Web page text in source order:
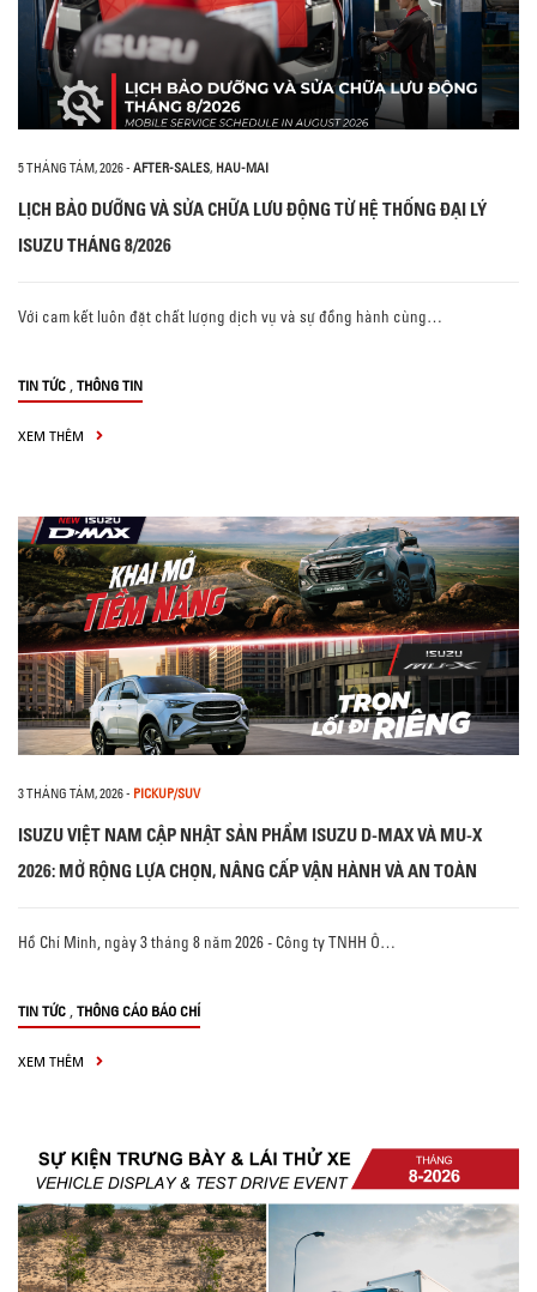
5 THÁNG TÁM, 2026- AFTER-SALES, HAU-MAI
LỊCH BẢO DƯỠNG VÀ SỬA CHỮA LƯU ĐỘNG TỪ HỆ THỐNG ĐẠI LÝ
ISUZU THÁNG 8/2026
Với cam kết luôn đặt chất lượng dịch vụ và sự đồng hành cùng…
TIN TỨC , THÔNG TIN
XEM THÊM
3 THÁNG TÁM, 2026- PICKUP/SUV
ISUZU VIỆT NAM CẬP NHẬT SẢN PHẨM ISUZU D-MAX VÀ MU-X
2026: MỞ RỘNG LỰA CHỌN, NÂNG CẤP VẬN HÀNH VÀ AN TOÀN
Hồ Chí Minh, ngày 3 tháng 8 năm 2026 - Công ty TNHH Ô…
TIN TỨC , THÔNG CÁO BÁO CHÍ
XEM THÊM